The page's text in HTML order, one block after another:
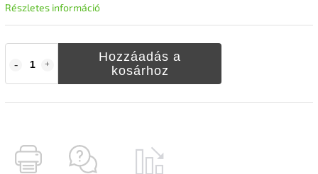
Hozzáadás a
kosárhoz
Részletes információ